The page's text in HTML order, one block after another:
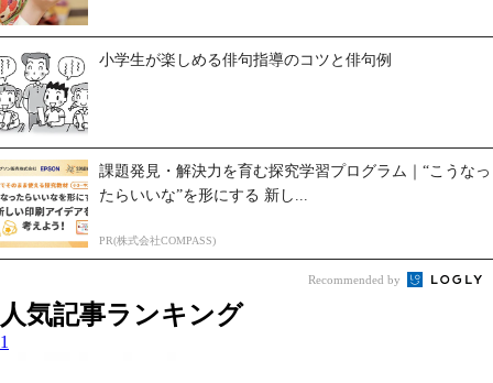
小学生が楽しめる俳句指導のコツと俳句例
課題発見・解決力を育む探究学習プログラム｜“こうなっ
たらいいな”を形にする 新し...
PR(株式会社COMPASS)
Recommended by
人気記事ランキング
1